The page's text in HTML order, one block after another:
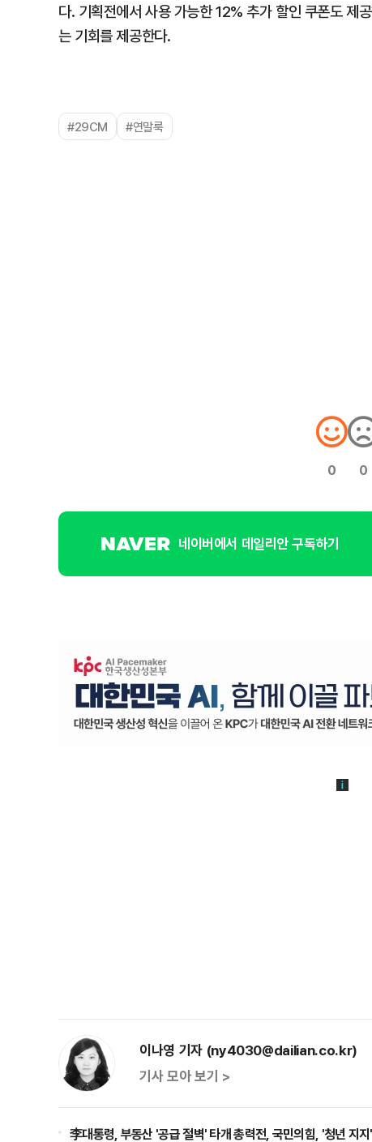
다. 기획전에서 사용 가능한 12% 추가 할인 쿠폰도 제
는 기회를 제공한다.
#29CM #연말룩
0 0
네이버에서 데일리안 구독하기
이나영 기자 (ny4030@dailian.co.kr)
기사 모아 보기 >
李대통령, 부동산 '공급 절벽' 타개 총력전, 국민의힘, '청년 지